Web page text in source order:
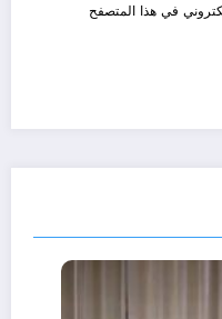
في هذا المتصفح